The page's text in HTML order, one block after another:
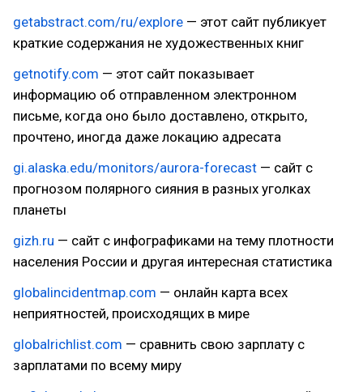
getabstract.com/ru/explore — этот сайт публикует
краткие содержания не художественных книг
getnotify.com — этот сайт показывает
информацию об отправленном электронном
письме, когда оно было доставлено, открыто,
прочтено, иногда даже локацию адресата
gi.alaska.edu/monitors/aurora-forecast — сайт с
прогнозом полярного сияния в разных уголках
планеты
gizh.ru — сайт с инфографиками на тему плотности
населения России и другая интересная статистика
globalincidentmap.com — онлайн карта всех
неприятностей, происходящих в мире
globalrichlist.com — сравнить свою зарплату с
зарплатами по всему миру